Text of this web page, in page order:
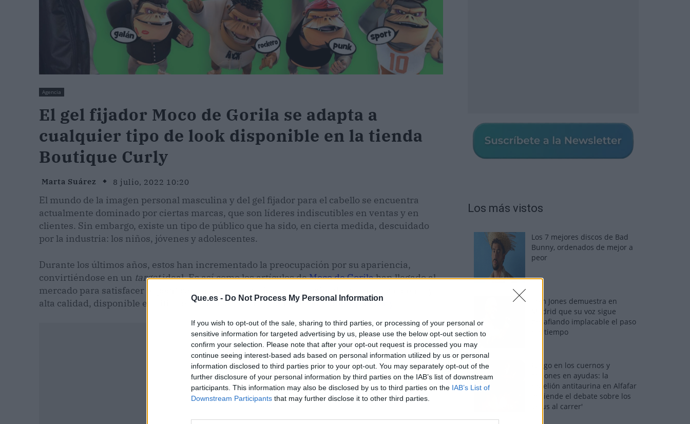
Que.es - Do Not Process My Personal Information
If you wish to opt-out of the sale, sharing to third parties, or processing of your personal or
sensitive information for targeted advertising by us, please use the below opt-out section to
confirm your selection. Please note that after your opt-out request is processed you may
continue seeing interest-based ads based on personal information utilized by us or personal
information disclosed to third parties prior to your opt-out. You may separately opt-out of the
further disclosure of your personal information by third parties on the IAB’s list of downstream
participants. This information may also be disclosed by us to third parties on the IAB’s List of
Downstream Participants that may further disclose it to other third parties.
Agencia
El gel fijador Moco de Gorila se adapta a
cualquier tipo de look disponible en la tienda
Boutique Curly
Marta Suárez 8 julio, 2022 10:20
El mundo de la imagen personal masculina y del gel fijador para el cabello se encuentra
actualmente dominado por ciertas marcas, que son líderes indiscutibles en ventas y en
clientes. Sin embargo, existe un tipo de público que ha sido, en cierta medida, descuidado
por la industria: los niños, jóvenes y adolescentes.
Durante los últimos años, estos han incrementado la preocupación por su apariencia,
convirtiéndose en un targetideal. Es así como los artículos deMoco de Gorilahan llegado al
mercado para satisfacer específicamente sus necesidades, ofreciendo un producto de muy
alta calidad, disponible en sitios especializados en el cabello comoBoutique Curly
Los más vistos
Los 7 mejores discos de Bad
Bunny, ordenados de mejor a
peor
Tom Jones demuestra en
Madrid que su voz sigue
desafiando implacable el paso
del tiempo
Fuego en los cuernos y
millones en ayudas: la
rebelión antitaurina en Alfafar
enciende el debate sobre los
'bous al carrer'